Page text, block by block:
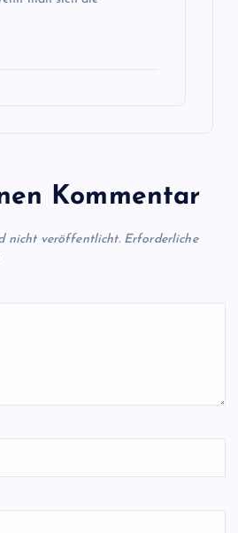
Kommentar
nicht veröffentlicht. Erforderliche